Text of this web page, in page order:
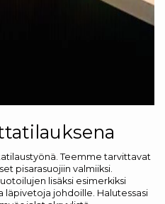
Teemme tarvittavat
pisarasuojiin valmiiksi.
lisäksi esimerkiksi
läpivetoja johdoille. Halutessasi